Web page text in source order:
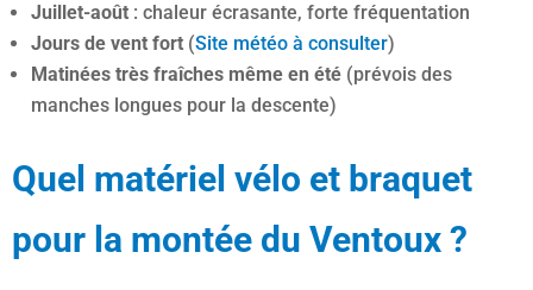
Juillet-août: chaleur écrasante, forte fréquentation
Jours de vent fort(Site météo à consulter)
Matinées très fraîches même en été(prévois des
manches longues pour la descente)
Quel matériel vélo et braquet
pour la montée du Ventoux ?